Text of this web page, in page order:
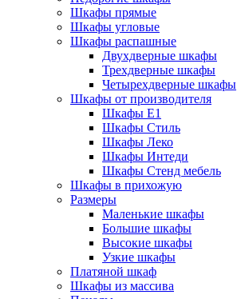
Шкафы прямые
Шкафы угловые
Шкафы распашные
Двухдверные шкафы
Трехдверные шкафы
Четырехдверные шкафы
Шкафы от производителя
Шкафы E1
Шкафы Стиль
Шкафы Леко
Шкафы Интеди
Шкафы Стенд мебель
Шкафы в прихожую
Размеры
Маленькие шкафы
Большие шкафы
Высокие шкафы
Узкие шкафы
Платяной шкаф
Шкафы из массива